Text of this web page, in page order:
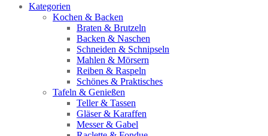
Kategorien
Kochen & Backen
Braten & Brutzeln
Backen & Naschen
Schneiden & Schnipseln
Mahlen & Mörsern
Reiben & Raspeln
Schönes & Praktisches
Tafeln & Genießen
Teller & Tassen
Gläser & Karaffen
Messer & Gabel